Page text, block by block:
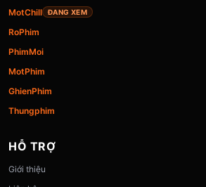
MotChill ĐANG XEM
RoPhim
PhimMoi
MotPhim
GhienPhim
Thungphim
HỖ TRỢ
Giới thiệu